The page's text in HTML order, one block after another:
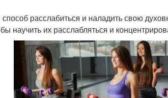
расслабиться и наладить свою
научить их расслабляться и